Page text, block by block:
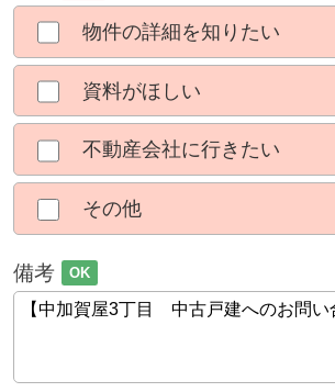
物件の詳細を知りたい
資料がほしい
不動産会社に行きたい
その他
備考 OK